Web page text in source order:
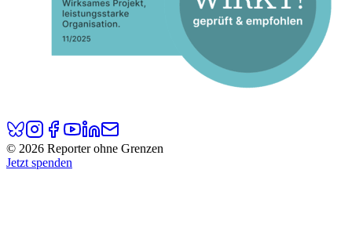
© 2026 Reporter ohne Grenzen
Jetzt spenden